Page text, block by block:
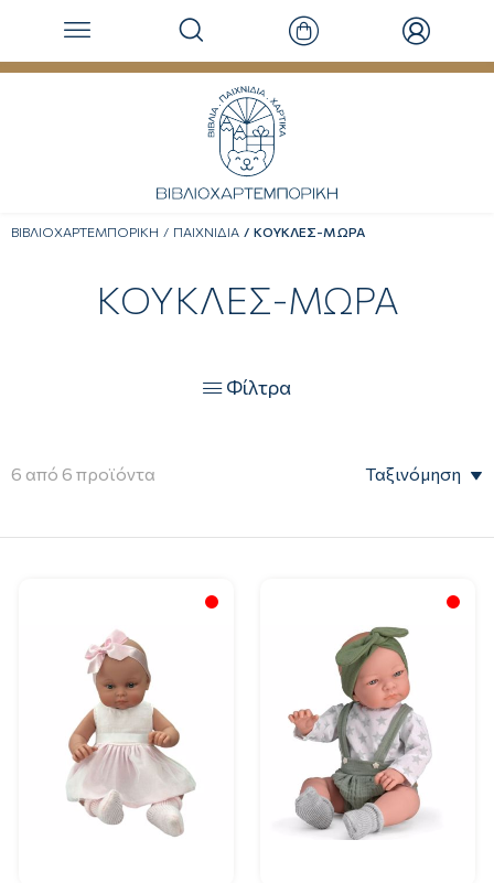
ΒΙΒΛΙΟΧΑΡΤΕΜΠΟΡΙΚΗ ΠΑΙΧΝΙΔΙΑ ΚΟΥΚΛΕΣ-ΜΩΡΑ
ΚΟΥΚΛΕΣ-ΜΩΡΑ
 Φίλτρα
6 από 6 προϊόντα Ταξινόμηση